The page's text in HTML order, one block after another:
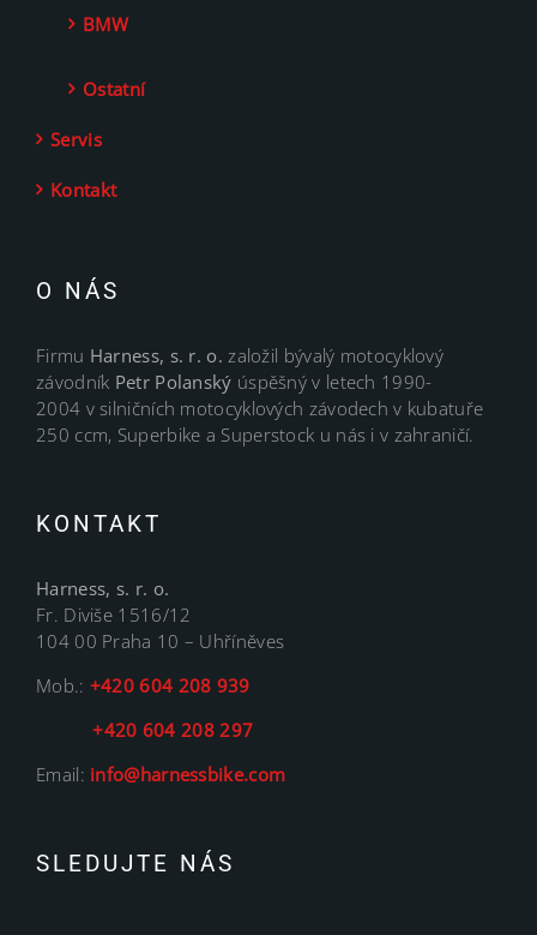
BMW
Ostatní
Servis
Kontakt
O NÁS
Firmu Harness, s. r. o.založil bývalý motocyklový
závodník Petr Polanský úspěšný v letech 1990-
2004 v silničních motocyklových závodech v kubatuře
250 ccm, Superbike a Superstock u nás i v zahraničí.
KONTAKT
Harness, s. r. o.
Fr. Diviše 1516/12
104 00 Praha 10 – Uhříněves
Mob.: +420 604 208 939
+420 604 208 297
Email: info@harnessbike.com
SLEDUJTE NÁS